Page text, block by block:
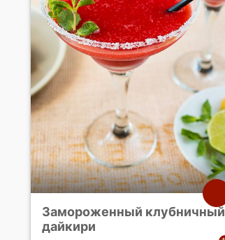
Замороженный клубничный
дайкири